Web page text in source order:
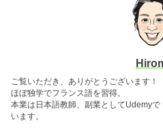
ご覧いただき、ありがとうございます！
ほぼ独学でフランス語を習得。
本業は日本語教師、副業としてUdemy
います。